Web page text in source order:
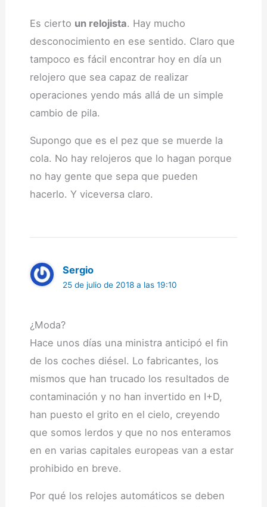
Es cierto un relojista. Hay mucho
desconocimiento en ese sentido. Claro que
tampoco es fácil encontrar hoy en día un
relojero que sea capaz de realizar
operaciones yendo más allá de un simple
cambio de pila.
Supongo que es el pez que se muerde la
cola. No hay relojeros que lo hagan porque
no hay gente que sepa que pueden
hacerlo. Y viceversa claro.
Sergio
25 de julio de 2018 a las 19:10
¿Moda?
Hace unos días una ministra anticipó el fin
de los coches diésel. Lo fabricantes, los
mismos que han trucado los resultados de
contaminación y no han invertido en I+D,
han puesto el grito en el cielo, creyendo
que somos lerdos y que no nos enteramos
en en varias capitales europeas van a estar
prohibido en breve.
Por qué los relojes automáticos se deben